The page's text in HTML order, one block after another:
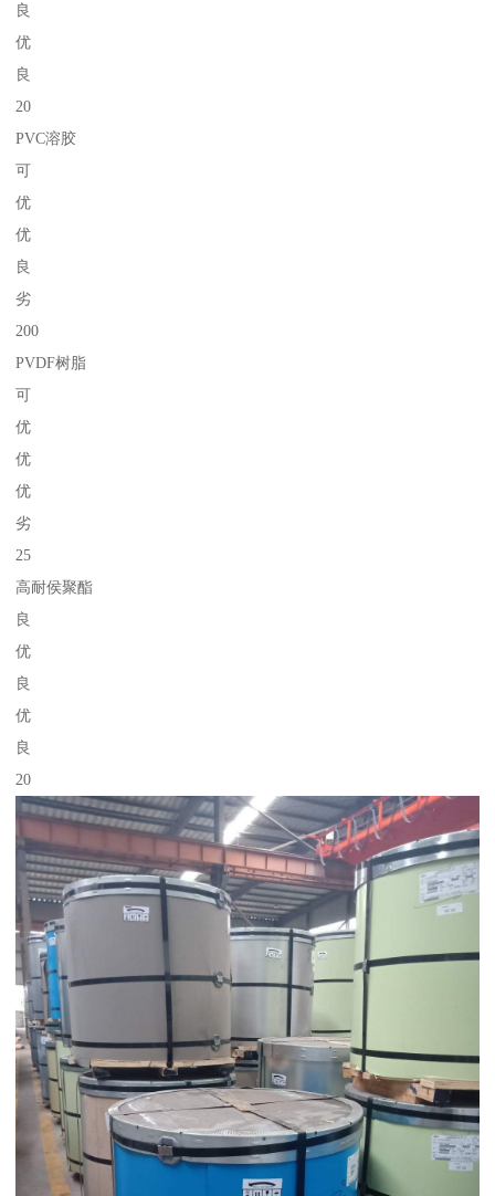
良
优
良
20
PVC溶胶
可
优
优
良
劣
200
PVDF树脂
可
优
优
优
劣
25
高耐侯聚酯
良
优
良
优
良
20